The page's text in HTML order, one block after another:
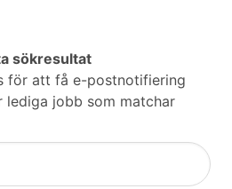
sökresultat
för att få e-postnotifiering
lediga jobb som matchar